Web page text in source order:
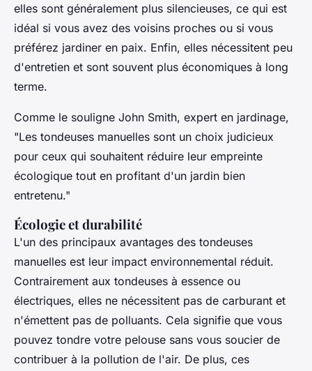
elles sont généralement plus silencieuses, ce qui est
idéal si vous avez des voisins proches ou si vous
préférez jardiner en paix. Enfin, elles nécessitent peu
d'entretien et sont souvent plus économiques à long
terme.
Comme le souligne John Smith, expert en jardinage,
"Les tondeuses manuelles sont un choix judicieux
pour ceux qui souhaitent réduire leur empreinte
écologique tout en profitant d'un jardin bien
entretenu."
Écologie et durabilité
L'un des principaux avantages des tondeuses
manuelles est leur impact environnemental réduit.
Contrairement aux tondeuses à essence ou
électriques, elles ne nécessitent pas de carburant et
n'émettent pas de polluants. Cela signifie que vous
pouvez tondre votre pelouse sans vous soucier de
contribuer à la pollution de l'air. De plus, ces